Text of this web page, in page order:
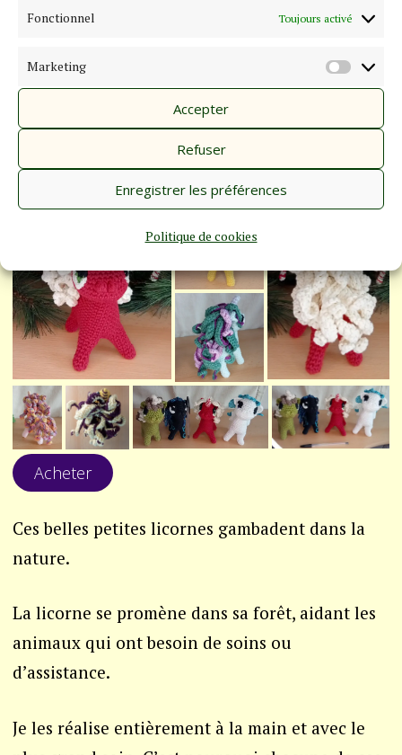
Fonctionnel
Toujours activé
Marketing
Accepter
Refuser
Enregistrer les préférences
Politique de cookies
Acheter
Ces belles petites licornes gambadent dans la
nature.
La licorne se promène dans sa forêt, aidant les
animaux qui ont besoin de soins ou
d’assistance.
Je les réalise entièrement à la main et avec le